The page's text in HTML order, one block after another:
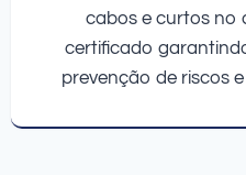
cabos e curtos no
certificado
prevenção de riscos